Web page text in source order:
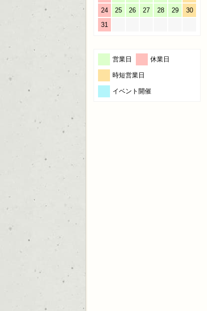
24
25 26 27 28 29
30
31
営業日 休業日
時短営業日
イベント開催